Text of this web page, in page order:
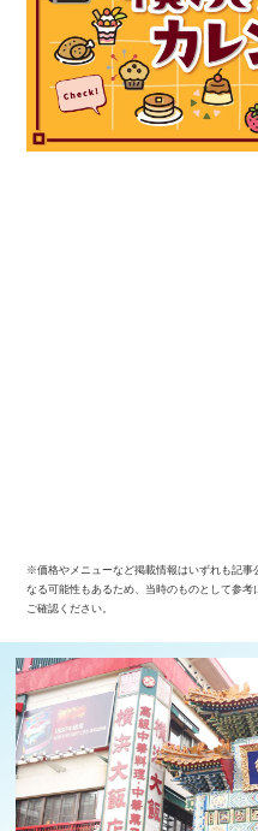
※価格やメニューなど掲載情報はいずれも記事
なる可能性もあるため、当時のものとして参
ご確認ください。